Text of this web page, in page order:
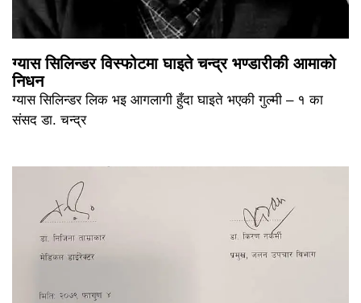
ग्यास सिलिन्डर विस्फोटमा घाइते चन्द्र भण्डारीकी आमाको
निधन
ग्यास सिलिन्डर लिक भइ आगलागी हुँदा घाइते भएकी गुल्मी – १ का
संसद डा. चन्द्र